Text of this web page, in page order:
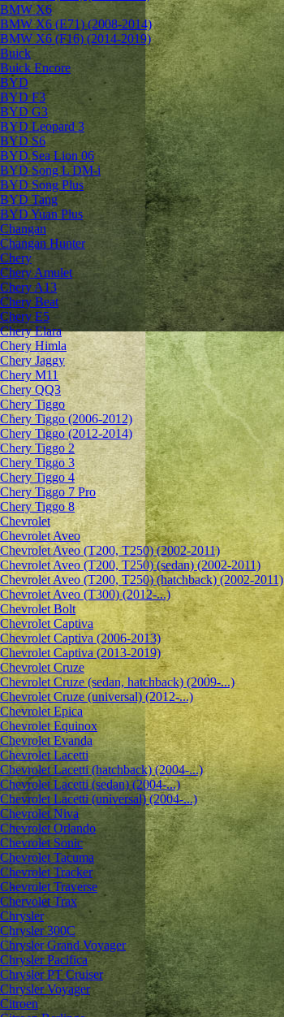
BMW X6
BMW X6 (E71) (2008-2014)
BMW X6 (F16) (2014-2019)
Buick
Buick Encore
BYD
BYD F3
BYD G3
BYD Leopard 3
BYD S6
BYD Sea Lion 06
BYD Song L DM-i
BYD Song Plus
BYD Tang
BYD Yuan Plus
Changan
Changan Hunter
Chery
Chery Amulet
Chery A13
Chery Beat
Chery E5
Chery Elara
Chery Himla
Chery Jaggy
Chery M11
Chery QQ3
Chery Tiggo
Chery Tiggo (2006-2012)
Chery Tiggo (2012-2014)
Chery Tiggo 2
Chery Tiggo 3
Chery Tiggo 4
Chery Tiggo 7 Pro
Chery Tiggo 8
Chevrolet
Сhevrolet Aveo
Chevrolet Aveo (T200, T250) (2002-2011)
Chevrolet Aveo (T200, T250) (sedan) (2002-2011)
Chevrolet Aveo (T200, T250) (hatchback) (2002-2011)
Chevrolet Aveo (T300) (2012-...)
Chevrolet Bolt
Chevrolet Captiva
Chevrolet Captiva (2006-2013)
Chevrolet Captiva (2013-2019)
Chevrolet Cruze
Chevrolet Cruze (sedan, hatchback) (2009-...)
Chevrolet Cruze (universal) (2012-...)
Chevrolet Epiсa
Chevrolet Equinox
Chevrolet Evanda
Chevrolet Lacetti
Chevrolet Lacetti (hatchback) (2004-...)
Chevrolet Lacetti (sedan) (2004-...)
Chevrolet Lacetti (universal) (2004-...)
Chevrolet Niva
Chevrolet Orlando
Chevrolet Sonic
Chevrolet Tacuma
Chevrolet Tracker
Chevrolet Traverse
Chervolet Trax
Chrysler
Chrysler 300C
Chrysler Grand Voyager
Chrysler Pacifica
Chrysler PT Cruiser
Chrysler Voyager
Citroen